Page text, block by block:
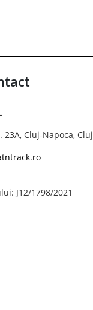
Cluj-Napoca, Cluj
J12/1798/2021